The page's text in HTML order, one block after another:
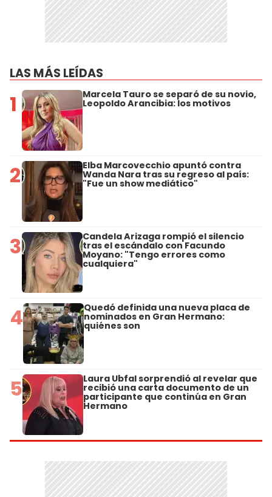
LAS MÁS LEÍDAS
1 Marcela Tauro se separó de su novio,
Leopoldo Arancibia: los motivos
2 Elba Marcovecchio apuntó contra
Wanda Nara tras su regreso al país:
"Fue un show mediático"
3 Candela Arizaga rompió el silencio
tras el escándalo con Facundo
Moyano: "Tengo errores como
cualquiera"
4 Quedó definida una nueva placa de
nominados en Gran Hermano:
quiénes son
5 Laura Ubfal sorprendió al revelar que
recibió una carta documento de un
participante que continúa en Gran
Hermano